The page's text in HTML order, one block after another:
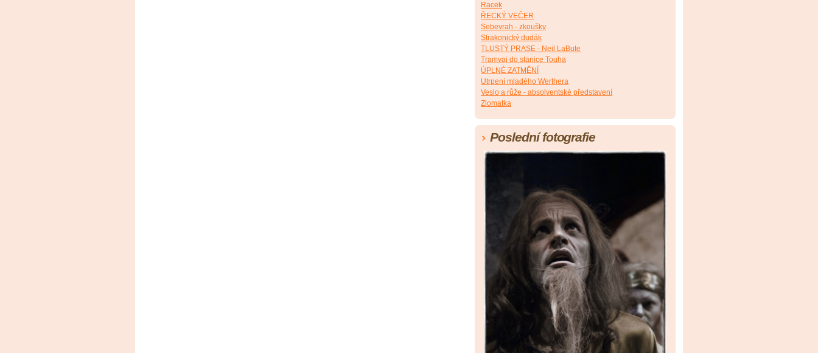
Racek
ŘECKÝ VEČER
Sebevrah - zkoušky
Strakonický dudák
TLUSTÝ PRASE - Neil LaBute
Tramvaj do stanice Touha
ÚPLNÉ ZATMĚNÍ
Utrpení mladého Werthera
Veslo a růže - absolventské představení
Zlomatka
Poslední fotografie